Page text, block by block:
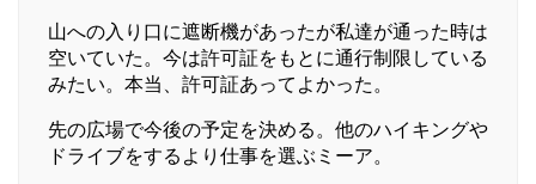
山への入り口に遮断機があったが私達が通った時は
空いていた。今は許可証をもとに通行制限している
みたい。本当、許可証あってよかった。
先の広場で今後の予定を決める。他のハイキングや
ドライブをするより仕事を選ぶミーア。